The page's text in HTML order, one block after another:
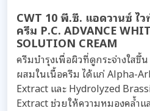
CWT 10 พี.ซี. แอดวานซ์ ไ
ครีม P.C. ADVANCE
SOLUTION CREAM
ครีมบำรุงเพื่อผิวที่ดูกระจ่างใส
ผสมในเนื้อครีม ได้แก่ Alpha-
Extract และ Hydrolyzed
Extract ช่วยให้ความหมองคล้ำแ